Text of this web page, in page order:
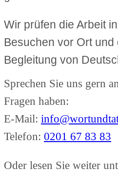
Wir prüfen die Arbeit
Besuchen vor Ort
Begleitung von
Sprechen Sie uns gern
Fragen haben:
E-Mail:
Telefon: 0201 67 83 83
Oder lesen Sie weiter